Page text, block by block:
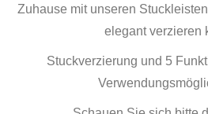
Zuhause mit unseren
elegant verzieren
Stuckverzierung und 5